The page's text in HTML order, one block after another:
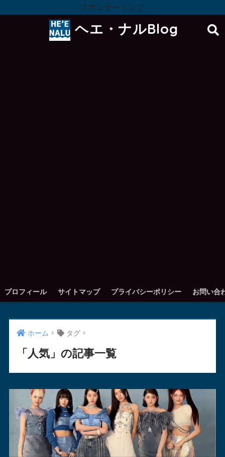
スポンサーリンク
ヘエ・ナルBlog
プロフィール サイトマップ プライバシーポリシー お問い合
ホーム タグ
「人気」の記事一覧